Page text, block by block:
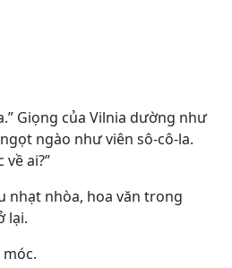
Giọng của Vilnia dường như
ngào như viên sô-cô-la.
ai?”
nhạt nhòa, hoa văn trong
lại.